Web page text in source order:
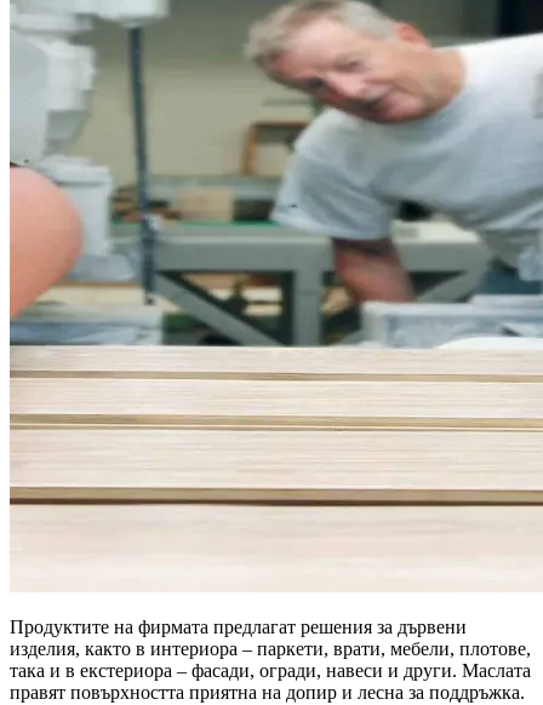
Продуктите на фирмата предлагат решения за дървени
изделия, както в интериора – паркети, врати, мебели, плотове,
така и в екстериора – фасади, огради, навеси и други. Маслата
правят повърхността приятна на допир и лесна за поддръжка.